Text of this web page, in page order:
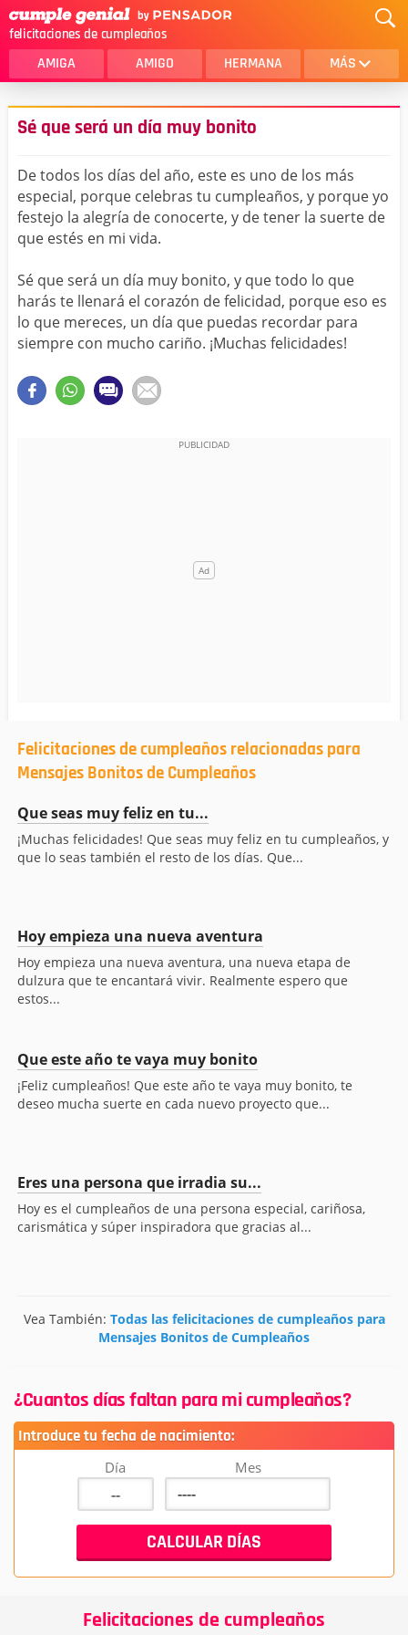
felicitaciones de cumpleaños
AMIGA AMIGO HERMANA MÁS
MAMA
AMOR
SOBRINA
HIJA
HERMANO
HIJO
PAPA
HOMBRE
TIA
CUÑADA
TODAS LAS CATEGORÍAS
Sé que será un día muy bonito
De todos los días del año, este es uno de los más
especial, porque celebras tu cumpleaños, y porque yo
festejo la alegría de conocerte, y de tener la suerte de
que estés en mi vida.
Sé que será un día muy bonito, y que todo lo que
harás te llenará el corazón de felicidad, porque eso es
lo que mereces, un día que puedas recordar para
siempre con mucho cariño. ¡Muchas felicidades!
Felicitaciones de cumpleaños relacionadas para
Mensajes Bonitos de Cumpleaños
Que seas muy feliz en tu...
¡Muchas felicidades! Que seas muy feliz en tu cumpleaños, y
que lo seas también el resto de los días. Que...
Hoy empieza una nueva aventura
Hoy empieza una nueva aventura, una nueva etapa de
dulzura que te encantará vivir. Realmente espero que
estos...
Que este año te vaya muy bonito
¡Feliz cumpleaños! Que este año te vaya muy bonito, te
deseo mucha suerte en cada nuevo proyecto que...
Eres una persona que irradia su...
Hoy es el cumpleaños de una persona especial, cariñosa,
carismática y súper inspiradora que gracias al...
Vea También: Todas las felicitaciones de cumpleaños para
Mensajes Bonitos de Cumpleaños
¿Cuantos días faltan para mi cumpleaños?
Introduce tu fecha de nacimiento:
Día Mes
Felicitaciones de cumpleaños